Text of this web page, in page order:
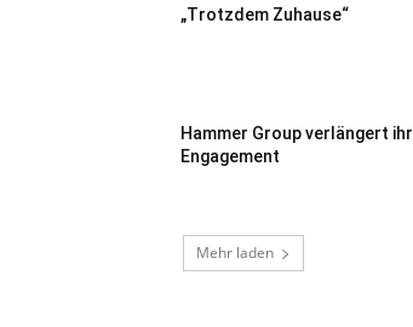
„Trotzdem Zuhause“
Hammer Group verlängert ihr
Engagement
Mehr laden